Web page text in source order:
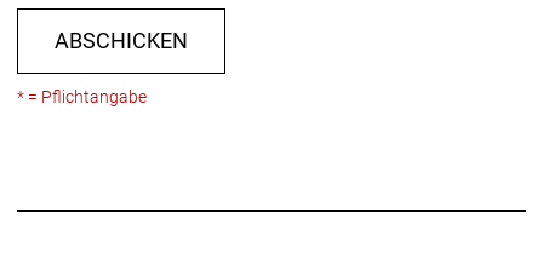
ABSCHICKEN
* = Pflichtangabe